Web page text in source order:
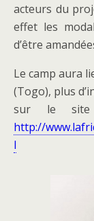
acteurs du
effet les
d’être
Le camp aura
(Togo), plus
sur le site
http://
l